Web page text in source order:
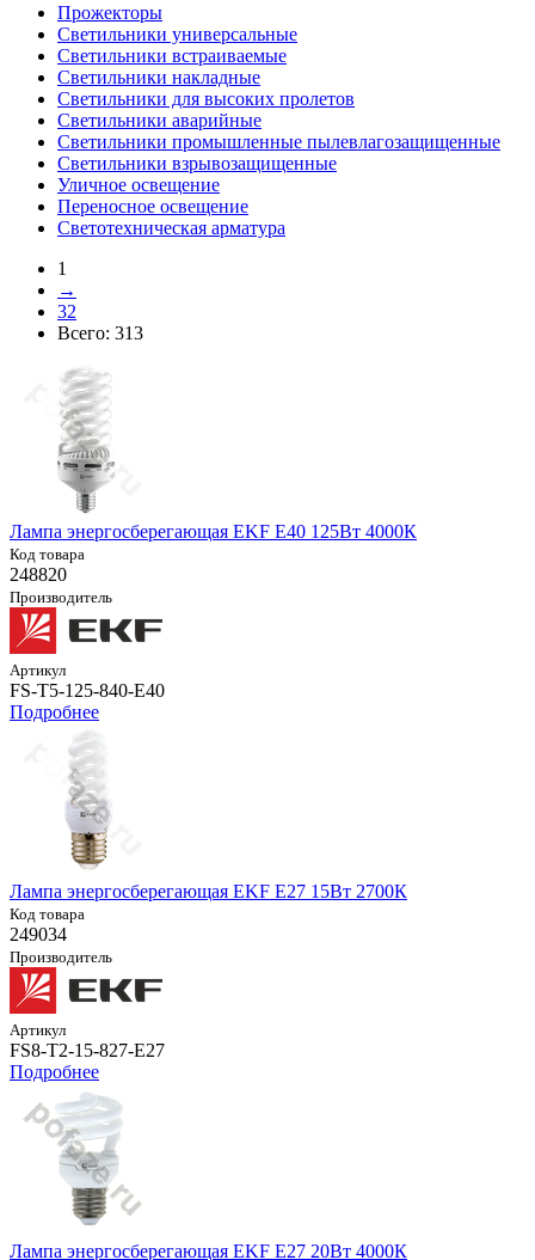
Прожекторы
Светильники универсальные
Светильники встраиваемые
Светильники накладные
Светильники для высоких пролетов
Светильники аварийные
Светильники промышленные пылевлагозащищенные
Светильники взрывозащищенные
Уличное освещение
Переносное освещение
Светотехническая арматура
1
→
32
Всего: 313
Лампа энергосберегающая EKF E40 125Вт 4000К
Код товара
248820
Производитель
Артикул
FS-T5-125-840-E40
Подробнее
Лампа энергосберегающая EKF E27 15Вт 2700К
Код товара
249034
Производитель
Артикул
FS8-T2-15-827-E27
Подробнее
Лампа энергосберегающая EKF E27 20Вт 4000К